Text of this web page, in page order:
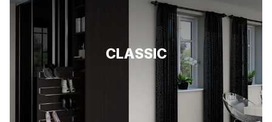
Sølvspeil
CLASSIC